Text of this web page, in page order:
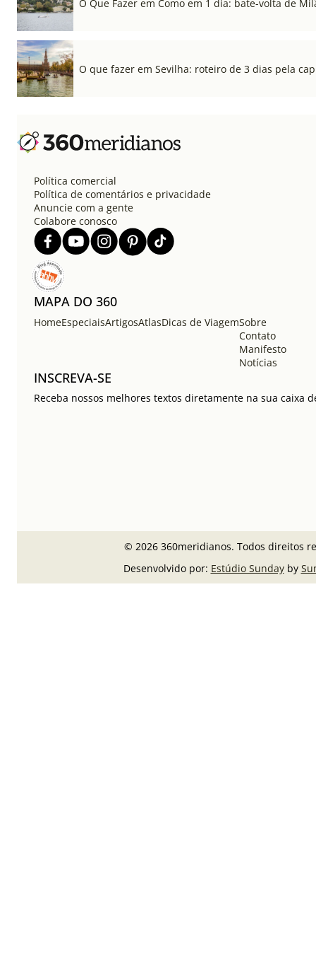
O Que Fazer em Como em 1 dia: bate-volta de
O que fazer em Sevilha: roteiro de 3 dias pela
Política comercial
Política de comentários e privacidade
Anuncie com a gente
Colabore conosco
MAPA DO 360
HomeEspeciaisArtigosAtlasDicas de ViagemSobre
Contato
Manifesto
Notícias
INSCREVA-SE
Receba nossos melhores textos diretamente na sua caixa
© 2026 360meridianos. Todos direitos
Desenvolvido por: Estúdio Sundayby